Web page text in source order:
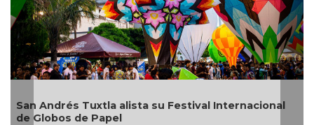
Tuxtla alista su Festival Internacional
de Papel
¿Con o sin